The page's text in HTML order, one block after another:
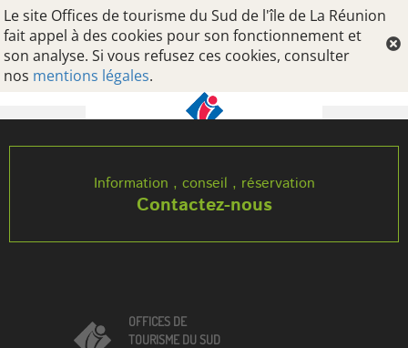
Le site Offices de tourisme du Sud de l'île de La Réunion
fait appel à des cookies pour son fonctionnement et
son analyse. Si vous refusez ces cookies, consulter
nos mentions légales.
Oops, an error occurred! Code: 202608070916420f183099
Information , conseil , réservation
Contactez-nous
OFFICES DE
TOURISME DU SUD